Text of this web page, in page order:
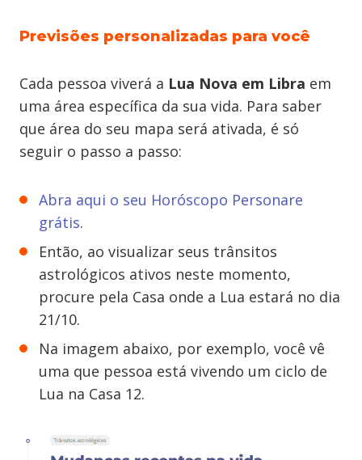
Previsões personalizadas para você
Cada pessoa viverá a Lua Nova em Libra em
uma área específica da sua vida. Para saber
que área do seu mapa será ativada, é só
seguir o passo a passo:
Abra aqui o seu Horóscopo Personare
grátis.
Então, ao visualizar seus trânsitos
astrológicos ativos neste momento,
procure pela Casa onde a Lua estará no dia
21/10.
Na imagem abaixo, por exemplo, você vê
uma que pessoa está vivendo um ciclo de
Lua na Casa 12.